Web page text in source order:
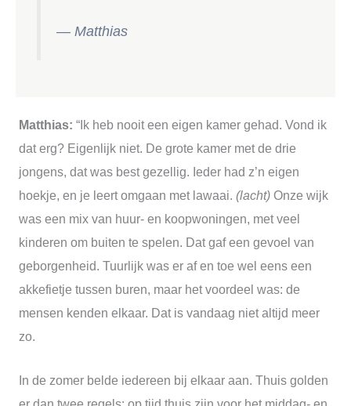
— Matthias
Matthias: “Ik heb nooit een eigen kamer gehad. Vond ik
dat erg? Eigenlijk niet. De grote kamer met de drie
jongens, dat was best gezellig. Ieder had z’n eigen
hoekje, en je leert omgaan met lawaai. (lacht) Onze wijk
was een mix van huur- en koopwoningen, met veel
kinderen om buiten te spelen. Dat gaf een gevoel van
geborgenheid. Tuurlijk was er af en toe wel eens een
akkefietje tussen buren, maar het voordeel was: de
mensen kenden elkaar. Dat is vandaag niet altijd meer
zo.
In de zomer belde iedereen bij elkaar aan. Thuis golden